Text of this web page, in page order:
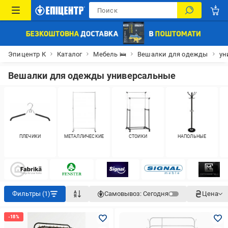
Эпицентр К Каталог Мебель 🛌 Вешалки для одежды
Вешалки для одежды универсальные
ПЛЕЧИКИ МЕТАЛЛИЧЕСКИЕ СТОЙКИ НАПОЛЬНЫЕ
Фильтры (1) Самовывоз: Сегодня Цена